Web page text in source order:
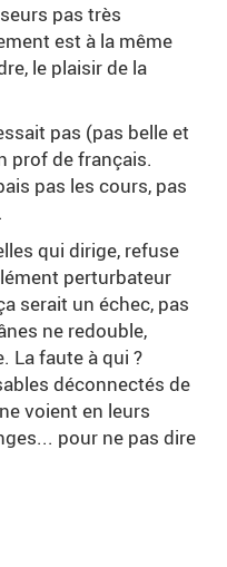
pas très
est à la même
le plaisir de la
pas (pas belle et
prof de français.
pas les cours, pas
qui dirige, refuse
perturbateur
serait un échec, pas
ne redouble,
La faute à qui ?
déconnectés de
voient en leurs
pour ne pas dire